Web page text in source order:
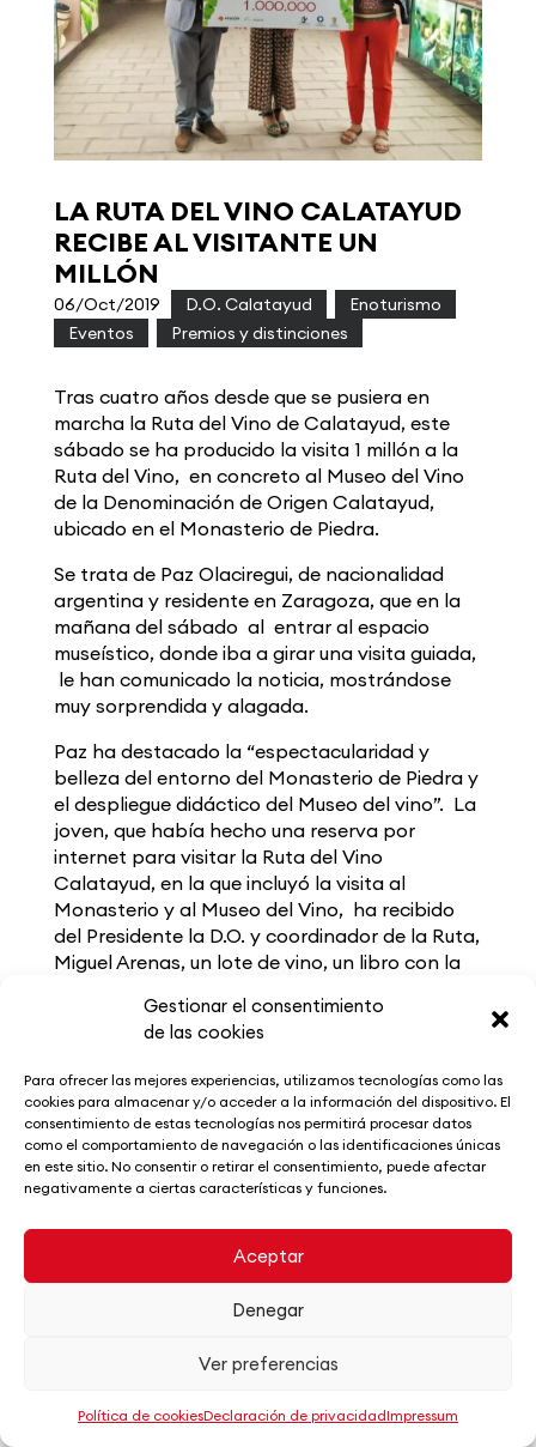
Gestionar el consentimiento
de las cookies
Para ofrecer las mejores experiencias, utilizamos tecnologías como las
cookies para almacenar y/o acceder a la información del dispositivo. El
consentimiento de estas tecnologías nos permitirá procesar datos
como el comportamiento de navegación o las identificaciones únicas
en este sitio. No consentir o retirar el consentimiento, puede afectar
negativamente a ciertas características y funciones.
Aceptar
Denegar
Ver preferencias
Política de cookiesDeclaración de privacidadImpressum
LA RUTA DEL VINO CALATAYUD
RECIBE AL VISITANTE UN
MILLÓN
06/Oct/2019 D.O. Calatayud Enoturismo
Eventos
Premios y distinciones
Tras cuatro años desde que se pusiera en
marcha la Ruta del Vino de Calatayud, este
sábado se ha producido la visita 1 millón a la
Ruta del Vino, en concreto al Museo del Vino
de la Denominación de Origen Calatayud,
ubicado en el Monasterio de Piedra.
Se trata de Paz Olaciregui, de nacionalidad
argentina y residente en Zaragoza, que en la
mañana del sábado al entrar al espacio
museístico, donde iba a girar una visita guiada,
le han comunicado la noticia, mostrándose
muy sorprendida y alagada.
Paz ha destacado la “espectacularidad y
belleza del entorno del Monasterio de Piedra y
el despliegue didáctico del Museo del vino”. La
joven, que había hecho una reserva por
internet para visitar la Ruta del Vino
Calatayud, en la que incluyó la visita al
Monasterio y al Museo del Vino, ha recibido
del Presidente la D.O. y coordinador de la Ruta,
Miguel Arenas, un lote de vino, un libro con la
una nueva experiencia enoturística en la Ruta.
visitas de la ruta ya esperaban este pronto